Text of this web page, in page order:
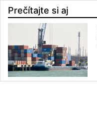
Prečítajte si aj